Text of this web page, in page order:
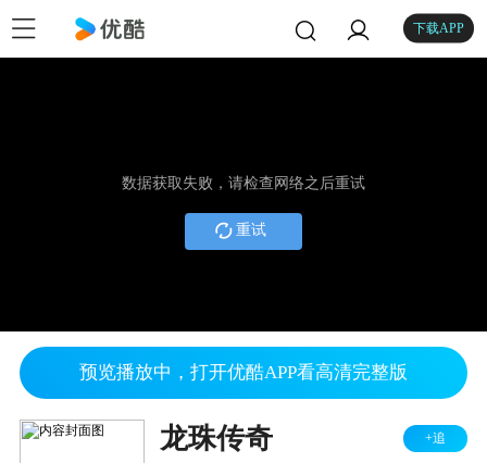
下载APP
数据获取失败，请检查网络之后重试
重试
预览播放中，打开优酷APP看高清完整版
龙珠传奇 +追